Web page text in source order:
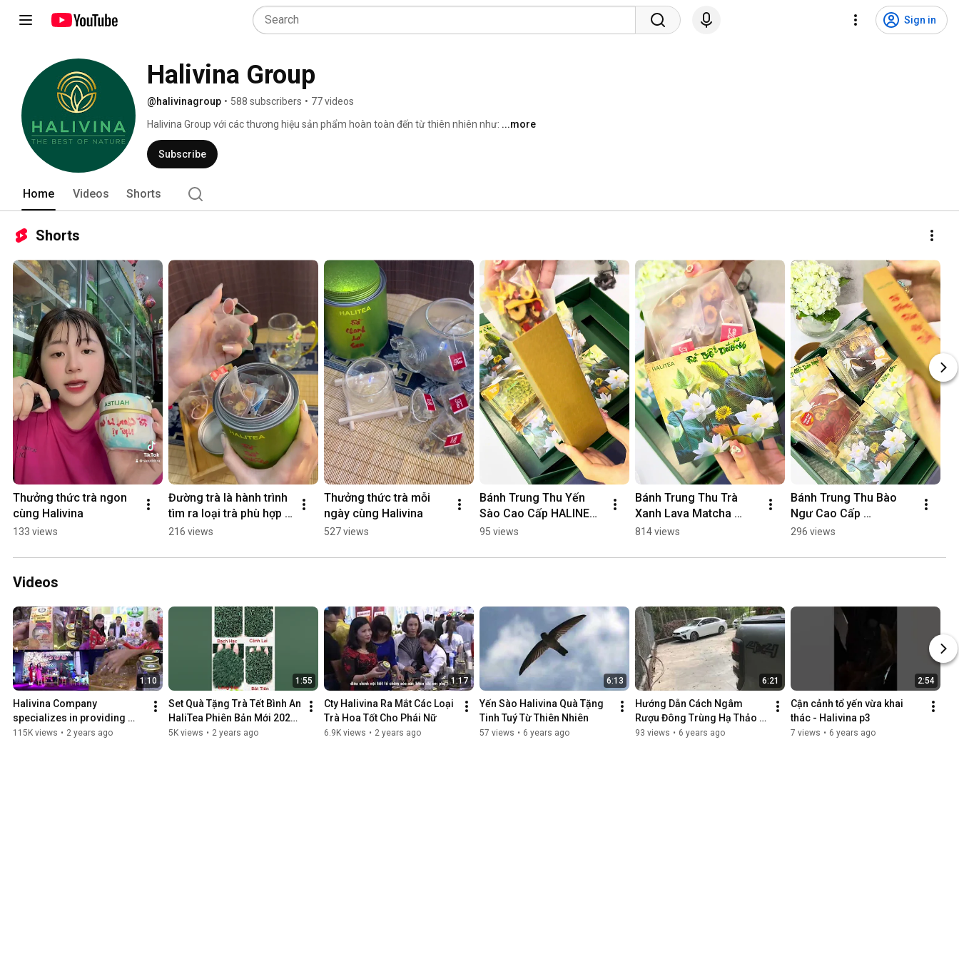
Sign in
Halivina Group
@halivinagroup • 588 subscribers • 77 videos
Halivina Group với các thương hiệu sản phẩm hoàn toàn đến từ thiên nhiên như: ...more
Subscribe
Home Videos Shorts
Shorts
Thưởng thức trà ngon
cùng Halivina
133 views
Đường trà là hành trình
tìm ra loại trà phù hợp
với mình và cũng tìm ra
216 views
Thưởng thức trà mỗi
ngày cùng Halivina
527 views
Bánh Trung Thu Yến
Sào Cao Cấp HALINEST
Handmade Hiện Đại 2D
95 views
Bánh Trung Thu Trà
Xanh Lava Matcha
HALITEA Trứng Chảy
Cao Cấp
814 views
Bánh Trung Thu Bào
Ngư Cao Cấp
HALIFOOD Handmade
Vali
296 views
Videos
1:10
Halivina Company
specializes in providing
various types of tea and
115K views • 2 years ago
1:55
Set Quà Tặng Trà Tết Bình An
HaliTea Phiên Bản Mới 2024
Đầy Ý Nghĩa
5K views • 2 years ago
1:17
Cty Halivina Ra Mắt Các Loại
Trà Hoa Tốt Cho Phái Nữ
6.9K views • 2 years ago
6:13
Yến Sào Halivina Quà Tặng
Tinh Tuý Từ Thiên Nhiên
57 views • 6 years ago
6:21
Hướng Dẫn Cách Ngâm
Rượu Đông Trùng Hạ Thảo
Đẹp Chi Tiết Từ A Tới Z
93 views • 6 years ago
2:54
Cận cảnh tổ yến vừa khai
thác - Halivina p3
7 views • 6 years ago